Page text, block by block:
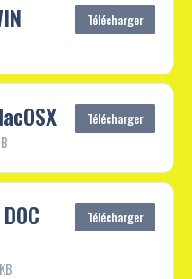
Télécharger
Télécharger
Télécharger